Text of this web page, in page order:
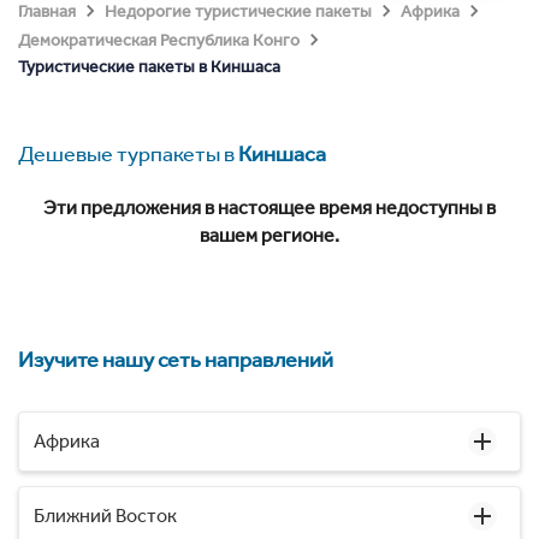
Главная Недорогие туристические пакеты
Африка
Демократическая Республика Конго
Туристические пакеты в Киншаса
Дешевые турпакеты вКиншаса
Эти предложения в настоящее время недоступны в
вашем регионе.
Изучите нашу сеть направлений
Африка
Ближний Восток